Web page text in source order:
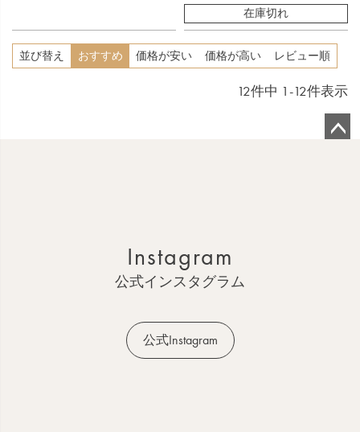
在庫切れ
並び替え おすすめ 価格が安い 価格が高い レビュー順
12件中 1 -12件表示
Instagram
公式インスタグラム
公式Instagram